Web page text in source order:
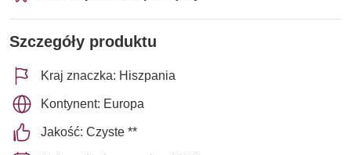
Szczegóły produktu
Kraj znaczka: Hiszpania
Kontynent: Europa
Jakość: Czyste **